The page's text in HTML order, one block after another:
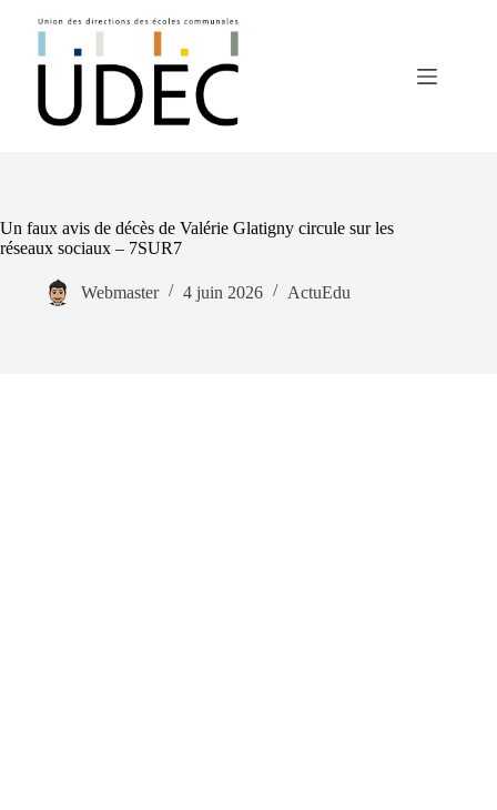
Un faux avis de décès de Valérie Glatigny circule sur les
réseaux sociaux – 7SUR7
Webmaster 4 juin 2026 ActuEdu